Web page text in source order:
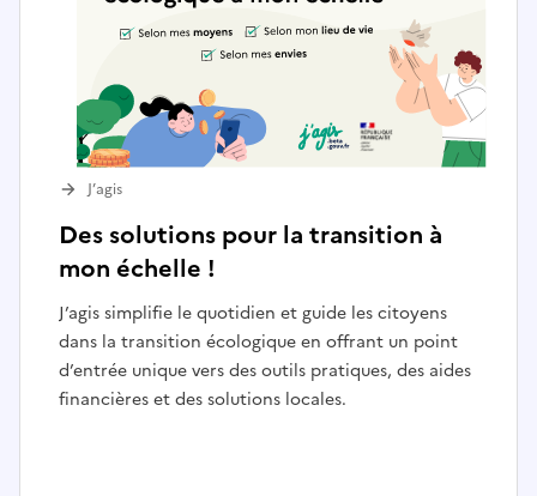
Des solutions pour la transition à
mon échelle !
J’agis simplifie le quotidien et guide les citoyens
dans la transition écologique en offrant un point
d’entrée unique vers des outils pratiques, des aides
financières et des solutions locales.
J’agis